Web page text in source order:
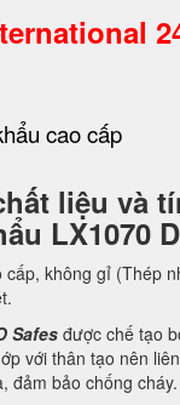
liệu và
LX1070
cấp, không gỉ (Thép
Safes được chế tạo
với thân tạo nên
đảm bảo chống cháy.